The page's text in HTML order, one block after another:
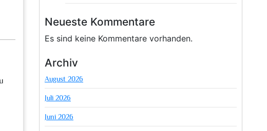
Neueste Kommentare
Es sind keine Kommentare vorhanden.
Archiv
August 2026
Juli 2026
Juni 2026